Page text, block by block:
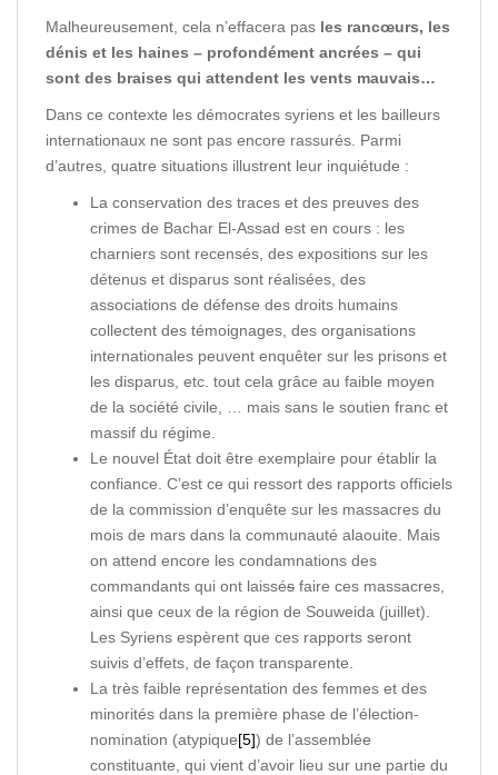
Malheureusement, cela n’effacera pas les rancœurs, les
dénis et les haines – profondément ancrées – qui
sont des braises qui attendent les vents mauvais…
Dans ce contexte les démocrates syriens et les bailleurs
internationaux ne sont pas encore rassurés. Parmi
d’autres, quatre situations illustrent leur inquiétude :
La conservation des traces et des preuves des
crimes de Bachar El-Assad est en cours : les
charniers sont recensés, des expositions sur les
détenus et disparus sont réalisées, des
associations de défense des droits humains
collectent des témoignages, des organisations
internationales peuvent enquêter sur les prisons et
les disparus, etc. tout cela grâce au faible moyen
de la société civile, … mais sans le soutien franc et
massif du régime.
Le nouvel État doit être exemplaire pour établir la
confiance. C’est ce qui ressort des rapports officiels
de la commission d’enquête sur les massacres du
mois de mars dans la communauté alaouite. Mais
on attend encore les condamnations des
commandants qui ont laissés faire ces massacres,
ainsi que ceux de la région de Souweida (juillet).
Les Syriens espèrent que ces rapports seront
suivis d’effets, de façon transparente.
La très faible représentation des femmes et des
minorités dans la première phase de l’élection-
nomination (atypique[5]) de l’assemblée
constituante, qui vient d’avoir lieu sur une partie du